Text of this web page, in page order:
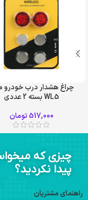
چراغ هشدار درب خودرو
WL5 بسته 2 عددی
517,000 تومان
چیزی که
پیدا نکردید؟
راهنمای مشتریان